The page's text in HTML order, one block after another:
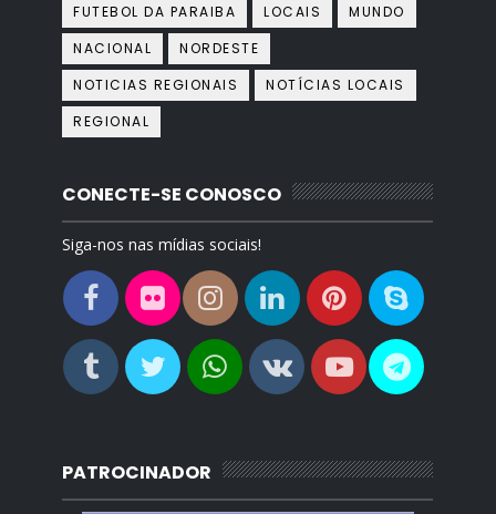
FUTEBOL DA PARAIBA
LOCAIS
MUNDO
NACIONAL
NORDESTE
NOTICIAS REGIONAIS
NOTÍCIAS LOCAIS
REGIONAL
CONECTE-SE CONOSCO
Siga-nos nas mídias sociais!
PATROCINADOR